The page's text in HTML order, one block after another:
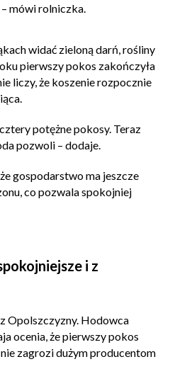
mówi rolniczka.
widać zieloną darń, rośliny
pierwszy pokos zakończyła
liczy, że koszenie rozpocznie
potężne pokosy. Teraz
pozwoli – dodaje.
gospodarstwo ma jeszcze
co pozwala spokojniej
i z
Opolszczyzny. Hodowca
ocenia, że pierwszy pokos
zagrozi dużym producentom